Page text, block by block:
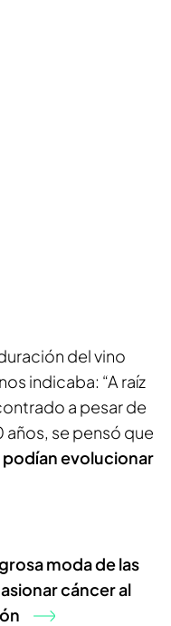
del vino
indicaba: “A raíz
a pesar de
años, se pensó que
podían evolucionar
moda de las
cáncer al